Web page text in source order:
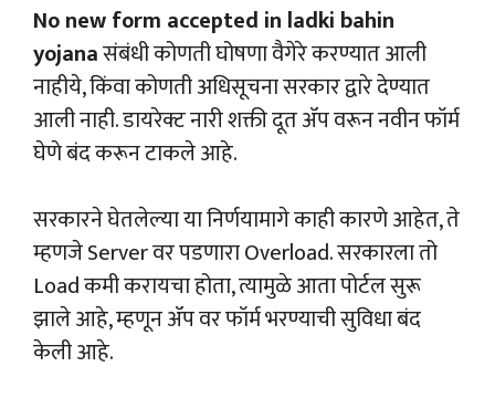
No new form accepted in ladki bahin
yojanaसंबंधी कोणती घोषणा वैगेरे करण्यात आली
नाहीये, किंवा कोणती अधिसूचना सरकार द्वारे देण्यात
आली नाही. डायरेक्ट नारी शक्ती दूत ॲप वरून नवीन फॉर्म
घेणे बंद करून टाकले आहे.
सरकारने घेतलेल्या या निर्णयामागे काही कारणे आहेत, ते
म्हणजे Server वर पडणारा Overload. सरकारला तो
Load कमी करायचा होता, त्यामुळे आता पोर्टल सुरू
झाले आहे, म्हणून ॲप वर फॉर्म भरण्याची सुविधा बंद
केली आहे.